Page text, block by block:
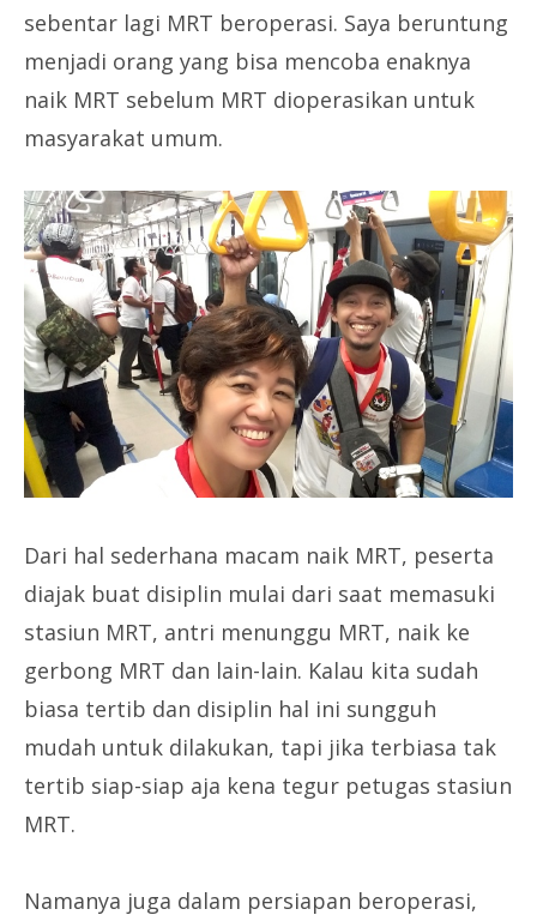
sebentar lagi MRT beroperasi. Saya beruntung
menjadi orang yang bisa mencoba enaknya
naik MRT sebelum MRT dioperasikan untuk
masyarakat umum.
Dari hal sederhana macam naik MRT, peserta
diajak buat disiplin mulai dari saat memasuki
stasiun MRT, antri menunggu MRT, naik ke
gerbong MRT dan lain-lain. Kalau kita sudah
biasa tertib dan disiplin hal ini sungguh
mudah untuk dilakukan, tapi jika terbiasa tak
tertib siap-siap aja kena tegur petugas stasiun
MRT.
Namanya juga dalam persiapan beroperasi,